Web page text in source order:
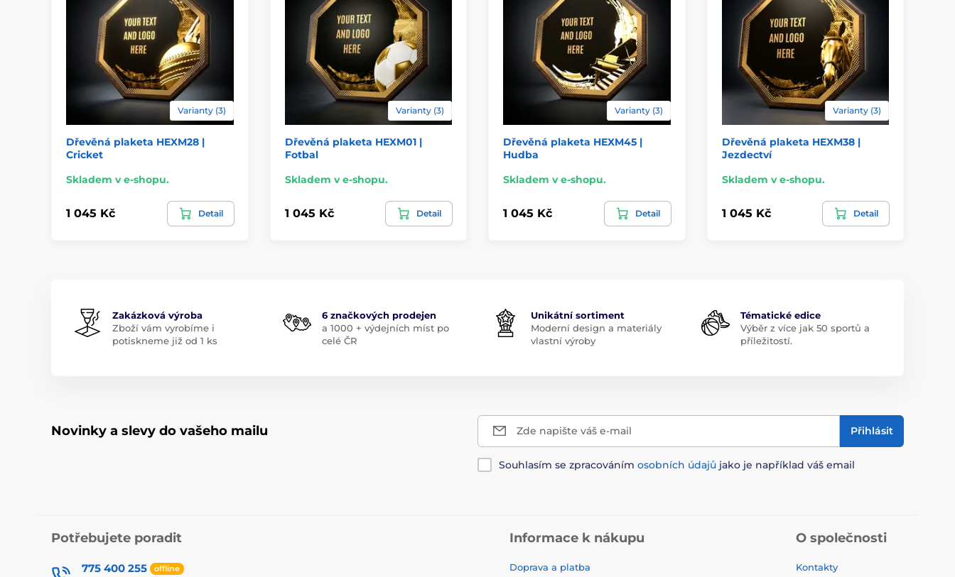
Varianty (3)
Dřevěná plaketa HEXM28 |
Cricket
Skladem v e-shopu.
1 045 Kč Detail
Varianty (3)
Dřevěná plaketa HEXM01 |
Fotbal
Skladem v e-shopu.
1 045 Kč Detail
Varianty (3)
Dřevěná plaketa HEXM45 |
Hudba
Skladem v e-shopu.
1 045 Kč Detail
Varianty (3)
Dřevěná plaketa HEXM38 |
Jezdectví
Skladem v e-shopu.
1 045 Kč Detail
Zakázková výroba
Zboží vám vyrobíme i
potiskneme již od 1 ks
6 značkových prodejen
a 1000 + výdejních míst po
celé ČR
Unikátní sortiment
Moderní design a materiály
vlastní výroby
Tématické edice
Výběr z více jak 50 sportů a
příležitostí.
Novinky a slevy do vašeho mailu Zde napište váš e-mail Přihlásit
Souhlasím se zpracováním osobních údajů jako je například váš email
Potřebujete poradit
775 400 255 offline
Informace k nákupu
Doprava a platba
O společnosti
Kontakty